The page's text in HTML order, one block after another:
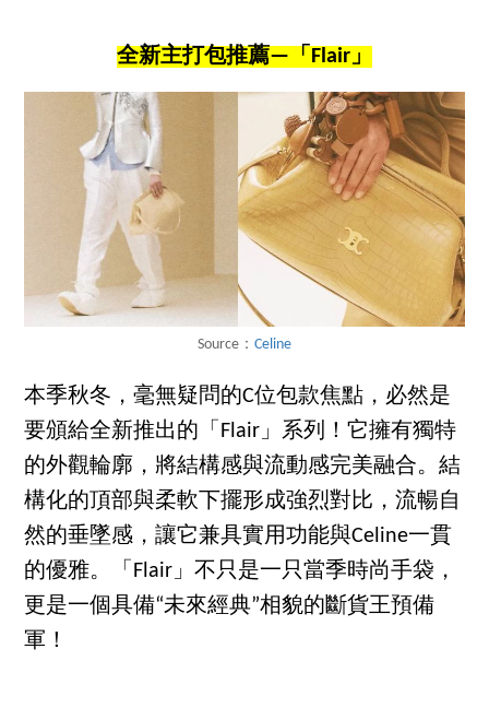
全新主打包推薦—「Flair」
Source： Celine
本季秋冬，毫無疑問的C位包款焦點，必然是
要頒給全新推出的「Flair」系列！它擁有獨特
的外觀輪廓，將結構感與流動感完美融合。結
構化的頂部與柔軟下擺形成強烈對比，流暢自
然的垂墜感，讓它兼具實用功能與Celine一貫
的優雅。「Flair」不只是一只當季時尚手袋，
更是一個具備“未來經典”相貌的斷貨王預備
軍！